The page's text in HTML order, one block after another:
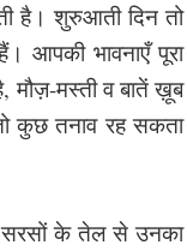
है। शुरुआती दिन तो
आपकी भावनाएँ पूरा
मौज़-मस्ती व बातें ख़ूब
कुछ तनाव रह सकता
के तेल से उनका